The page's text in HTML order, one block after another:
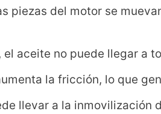
piezas del motor se
el aceite no puede llegar a
la fricción, lo que
llevar a la inmovilización